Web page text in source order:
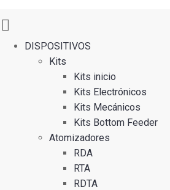
DISPOSITIVOS
Kits
Kits inicio
Kits Electrónicos
Kits Mecánicos
Kits Bottom Feeder
Atomizadores
RDA
RTA
RDTA